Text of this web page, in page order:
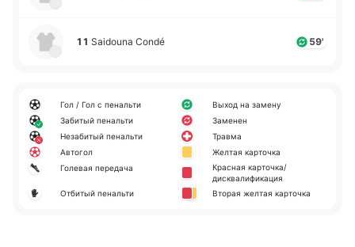
11 Saidouna Condé 59'
Гол / Гол с пенальти
Забитый пенальти
Незабитый пенальти
Автогол
Голевая передача
Отбитый пенальти
Выход на замену
Заменен
Травма
Желтая карточка
Красная карточка/
дисквалификация
Вторая желтая карточка